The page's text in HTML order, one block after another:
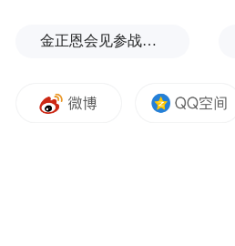
了这两样东西。”李伯男
培养的状态。在这个过
金正恩会见参战老兵和战时立功者